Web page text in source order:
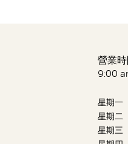
營業
9:00
星期一
星期二
星期三